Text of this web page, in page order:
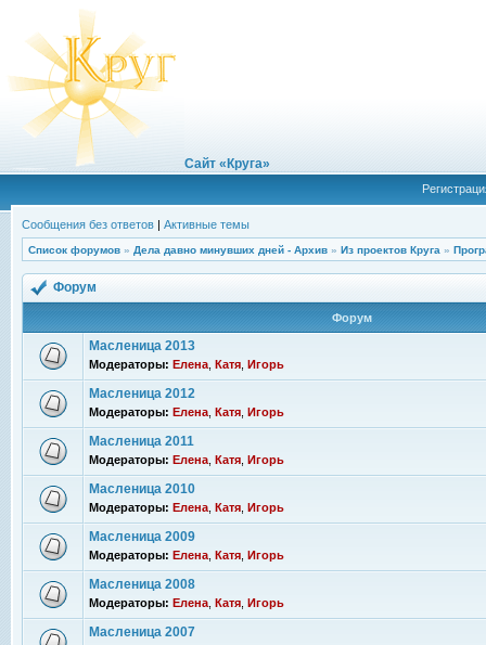
Сайт «Круга»
Сообщения без ответов | Активные темы
Список форумов » Дела давно минувших дней - Архив » Из проектов Круга »
Форум
Форум
Масленица 2013
Модераторы: Елена Катя Игорь
Масленица 2012
Модераторы: Елена Катя Игорь
Масленица 2011
Модераторы: Елена Катя Игорь
Масленица 2010
Модераторы: Елена Катя Игорь
Масленица 2009
Модераторы: Елена Катя Игорь
Масленица 2008
Модераторы: Елена Катя Игорь
Масленица 2007